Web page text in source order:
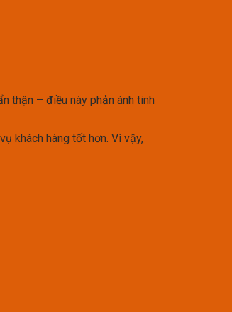
thận – điều này phản ánh tinh
khách hàng tốt hơn. Vì vậy,